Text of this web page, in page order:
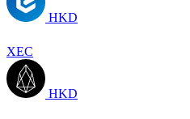
HKD
XEC
HKD